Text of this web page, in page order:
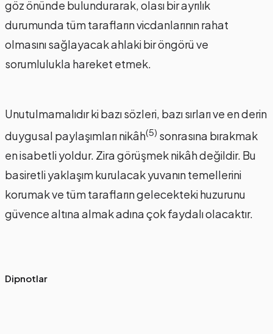
göz önünde bulundurarak, olası bir ayrılık
durumunda tüm tarafların vicdanlarının rahat
olmasını sağlayacak ahlaki bir öngörü ve
sorumlulukla hareket etmek.
Unutulmamalıdır ki bazı sözleri, bazı sırları ve en derin
duygusal paylaşımları nikâh(5) sonrasına bırakmak
en isabetli yoldur. Zira görüşmek nikâh değildir. Bu
basiretli yaklaşım kurulacak yuvanın temellerini
korumak ve tüm tarafların gelecekteki huzurunu
güvence altına almak adına çok faydalı olacaktır.
Dipnotlar